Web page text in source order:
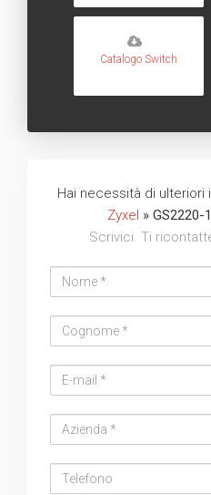
Catalogo Switch
Hai necessità di ulteriori
Zyxel » GS2220-
Scrivici. Ti